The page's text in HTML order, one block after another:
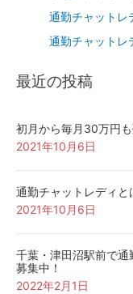
通勤チャットレ
通勤チャットレ
最近の投稿
初月から毎月30万円
2021年10月6日
通勤チャットレディと
2021年10月6日
千葉・津田沼駅前で
募集中！
2022年2月1日